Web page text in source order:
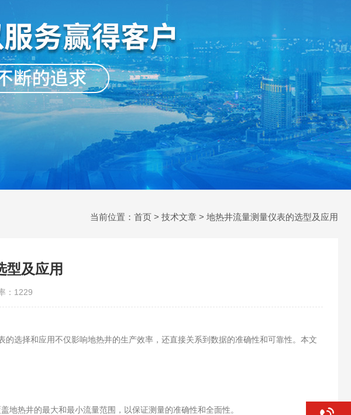
当前位置： 首页 > 技术文章 > ​地热井流量测量仪表的选型及应用
型及应用
：1229
选择和应用不仅影响地热井的生产效率，还直接关系到数据的准确性和可靠性。本文
热井的最大和最小流量范围，以保证测量的准确性和全面性。